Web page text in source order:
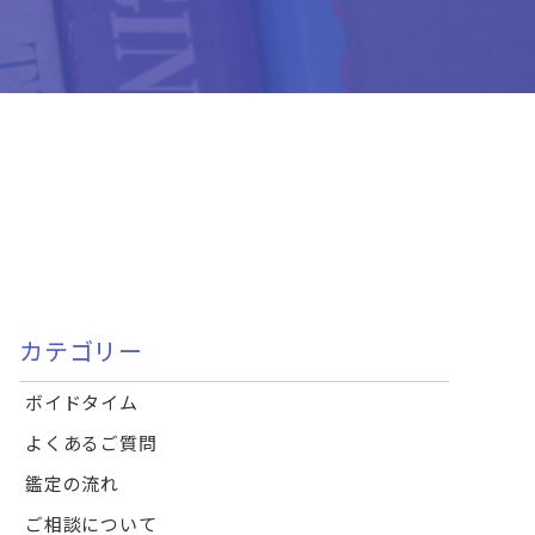
カテゴリー
ボイドタイム
よくあるご質問
鑑定の流れ
ご相談について